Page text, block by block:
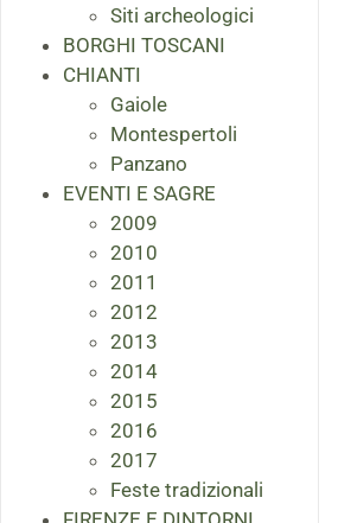
Siti archeologici
BORGHI TOSCANI
CHIANTI
Gaiole
Montespertoli
Panzano
EVENTI E SAGRE
2009
2010
2011
2012
2013
2014
2015
2016
2017
Feste tradizionali